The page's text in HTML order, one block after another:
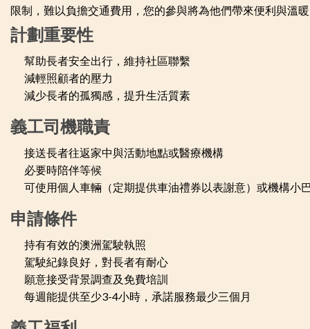
限制，難以負擔交通費用，您的參與將為他們帶來便利與溫
計劃重要性
幫助長者安全出行，維持社區聯繫
減輕照顧者的壓力
減少長者的孤獨感，提升生活質素
義工司機職責
接送長者往返家中與活動地點或醫療機構
必要時陪伴等候
可使用個人車輛（定期提供車油禮券以表謝意）或機構小
申請條件
持有有效的澳洲駕駛執照
駕駛紀錄良好，對長者有耐心
願意接受背景調查及免費培訓
每週能提供至少3-4小時，承諾服務最少三個月